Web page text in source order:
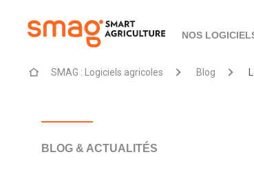
NOS
SMAG : Logiciels agricoles Blog
BLOG & ACTUALITÉS